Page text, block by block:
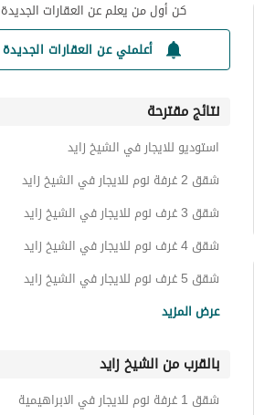
كن أول من يعلم عن العقارات الجديدة
أعلمني عن العقارات الجديدة
نتائج مقترحة
استوديو للايجار في الشيخ زايد
شقق 2 غرفة نوم للايجار في الشيخ زايد
شقق 3 غرف نوم للايجار في الشيخ زايد
شقق 4 غرف نوم للايجار في الشيخ زايد
شقق 5 غرف نوم للايجار في الشيخ زايد
دوبليكس للايجار في الشيخ زايد
تاون هاوس للايجار في الشيخ زايد
عرض المزيد
بالقرب من الشيخ زايد
شقق 1 غرفة نوم للايجار في الابراهيمية